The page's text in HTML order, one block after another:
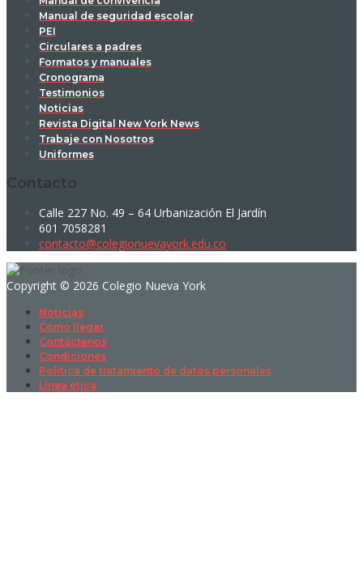
Manual de seguridad escolar
PEI
Circulares a padres
Formatos y manuales
Cronograma
Testimonios
Noticias
Revista Digital New York News
Trabaje con Nosotros
Uniformes
Contacto
Calle 227 No. 49 – 64 Urbanización El Jardín
601 7058281
contacto@colegionuevayork.edu.co
Copyright © 2026 Colegio Nueva York
Noticias
Cómo llegar
Contáctenos
Condiciones
Política de tratamiento de datos personales
Línea ética